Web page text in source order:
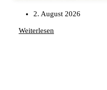
2. August 2026
Weiterlesen